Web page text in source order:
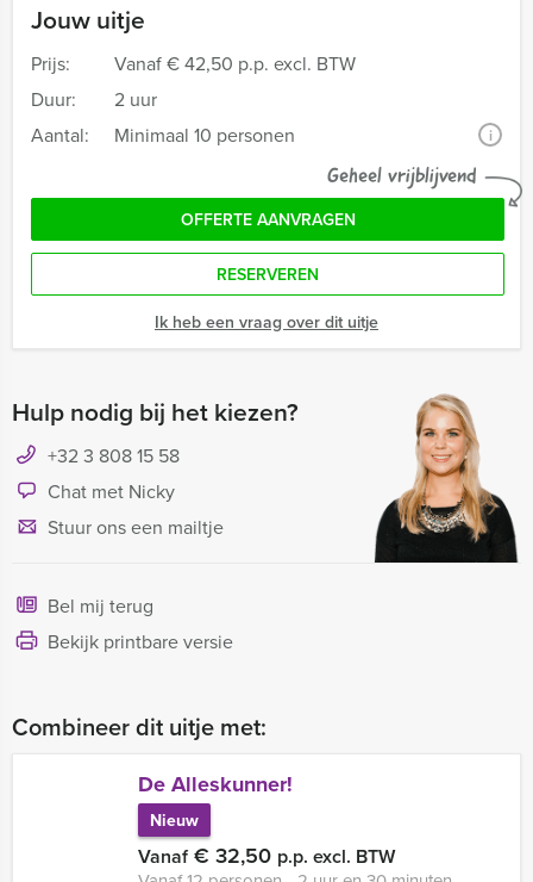
Jouw uitje
Prijs: Vanaf€ 42,50 p.p. excl. BTW
Duur:
2 uur
Aantal:
Minimaal 10 personen i
Geheel vrijblijvend
OFFERTE AANVRAGEN
RESERVEREN
Ik heb een vraag over dit uitje
Hulp nodig bij het kiezen?
+32 3 808 15 58
Chat met Nicky
Stuur ons een mailtje
Bel mij terug
Bekijk printbare versie
Combineer dit uitje met:
De Alleskunner!
Nieuw
Vanaf€ 32,50 p.p. excl. BTW